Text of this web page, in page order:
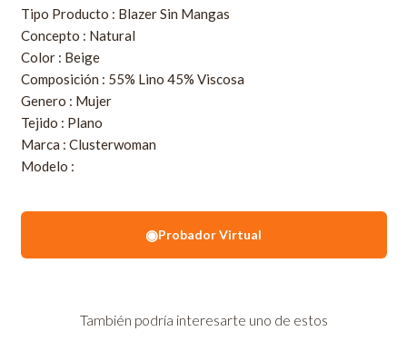
Tipo Producto : Blazer Sin Mangas
Concepto : Natural
Color : Beige
Composición : 55% Lino 45% Viscosa
Genero : Mujer
Tejido : Plano
Marca : Clusterwoman
Modelo :
◉Probador Virtual
También podría interesarte uno de estos